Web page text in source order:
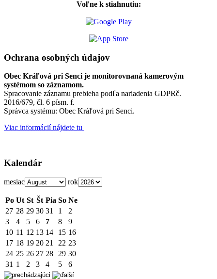
Voľne k stiahnutiu:
Ochrana osobných údajov
Obec Kráľová pri Senci je monitorovnaná kamerovým
systémom so záznamom.
Spracovanie záznamu prebieha podľa nariadenia GDPRč.
2016/679, čl. 6 písm. f.
Správca systému: Obec Kráľová pri Senci.
Viac informácií nájdete tu
Kalendár
mesiac rok
Po Ut St Št Pia So Ne
27 28 29 30 31 1
2
3
4 5 6 7 8
9
10 11 12 13 14 15 16
17 18 19 20 21 22 23
24 25 26 27 28 29 30
31 1 2 3 4 5 6